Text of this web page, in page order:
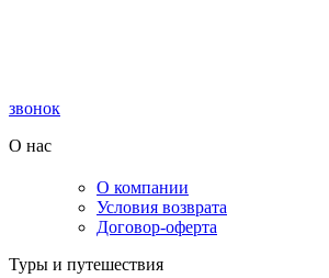
звонок
О нас
О компании
Условия возврата
Договор-оферта
Туры и путешествия